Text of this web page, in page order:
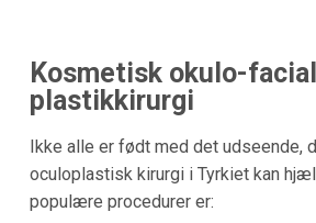
Kosmetisk okulo-facial
plastikkirurgi
Ikke alle er født med det udseende,
oculoplastisk kirurgi i Tyrkiet kan
populære procedurer er: